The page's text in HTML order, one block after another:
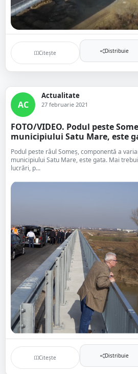
Citește Distribuie
AC
Actualitate
27 februarie 2021
FOTO/VIDEO. Podul peste
municipiului Satu Mare, este
Podul peste râul Someș, componentă a
municipiului Satu Mare, este gata. Mai
lucrări, p...
Citește Distribuie